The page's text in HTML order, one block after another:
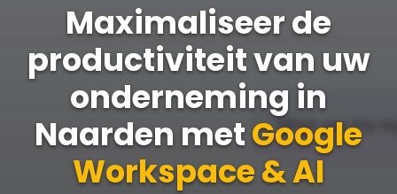
Maximaliseer de
productiviteit van uw
onderneming in
Naarden metGoogle
Workspace & AI